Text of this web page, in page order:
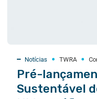
Notícias TWRA
Pré-
Sustentável